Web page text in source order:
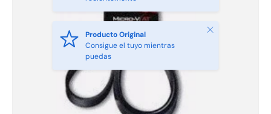
Producto Original
Consigue el tuyo mientras
puedas
Cerrar